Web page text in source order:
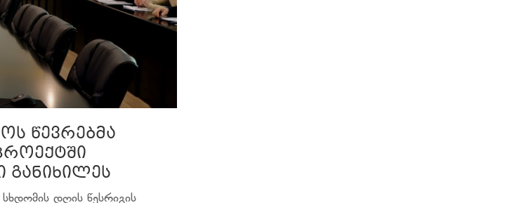
წევრებმა
განიხილეს
დღის წესრიგის